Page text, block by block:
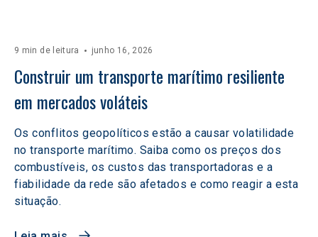
9 min de leitura junho 16, 2026
Construir um transporte marítimo resiliente
em mercados voláteis
Os conflitos geopolíticos estão a causar volatilidade
no transporte marítimo. Saiba como os preços dos
combustíveis, os custos das transportadoras e a
fiabilidade da rede são afetados e como reagir a esta
situação.